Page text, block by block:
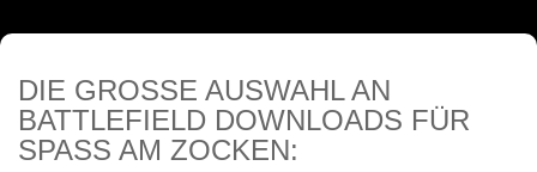
DIE GROSSE AUSWAHL AN B
ATTLEFIELD DOWNLOADS FÜR S
PASS AM ZOCKEN: